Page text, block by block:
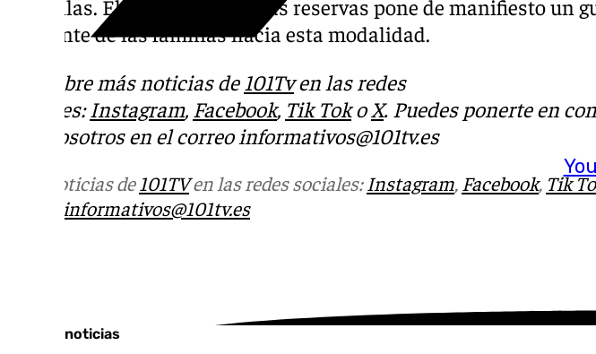
pantallas. El incremento en las reservas pone de manifiesto un
creciente de las familias hacia esta modalidad.
Descubre más noticias de 101Tven las redes
sociales:Instagram, Facebook, Tik TokoX. Puedes ponerte en
con nosotros en el correo informativos@101tv.es
Más noticias de101TVen las redes sociales:Instagram, Facebook, Tik
informativos@101tv.es
Últimas noticias